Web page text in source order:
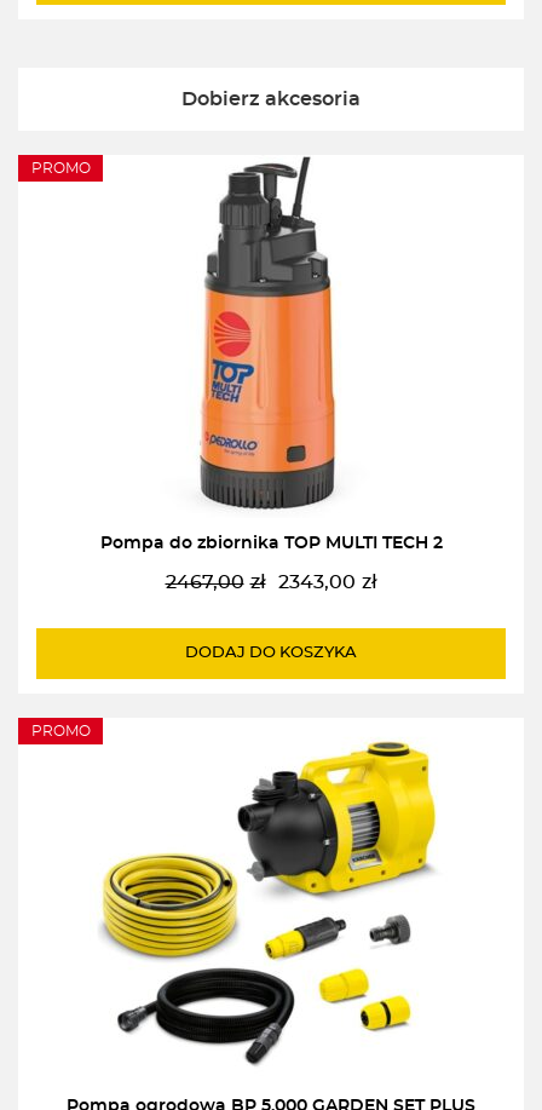
Dobierz akcesoria
PROMO
Pompa do zbiornika TOP MULTI TECH 2
2467,00 zł
Pierwotna
wynosiła:
2343,00 zł
Aktualna
wynosi:
DODAJ DO KOSZYKA
PROMO
Pompa ogrodowa BP 5.000 GARDEN SET PLUS